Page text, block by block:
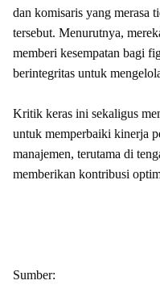
dan komisaris yang merasa
tersebut. Menurutnya,
memberi kesempatan bagi
berintegritas untuk
Kritik keras ini sekaligus
untuk memperbaiki kinerja
manajemen, terutama di
memberikan kontribusi
Sumber: